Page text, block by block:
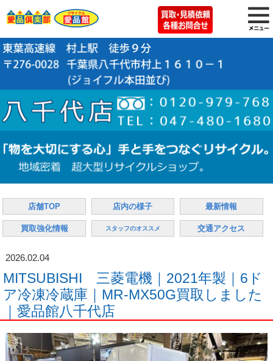
店舗TOP 店内の様子 最新情報
買取強化情報 スタッフのオススメ 交通アクセス
2026.02.04
MITSUBISHI 三菱電機｜2021年製｜6ド
ア冷凍冷蔵庫｜MR-MX50G買取しました
｜愛品館八千代店